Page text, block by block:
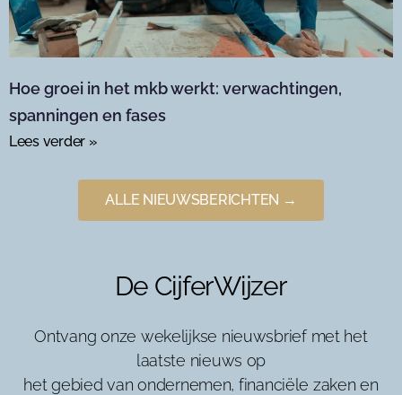
Hoe groei in het mkb werkt: verwachtingen,
spanningen en fases
Lees verder »
ALLE NIEUWSBERICHTEN →
De CijferWijzer
Ontvang onze wekelijkse nieuwsbrief met het
laatste nieuws op
het gebied van ondernemen, financiële zaken en